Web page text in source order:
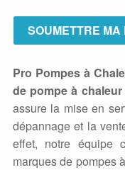
Pro Pompes à
de pompe à chaleur
assure la mise en
dépannage et la
effet, notre équipe
marques de pompes